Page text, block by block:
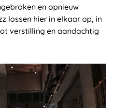
en opnieuw
lossen hier in elkaar op, in
verstilling en aandachtig